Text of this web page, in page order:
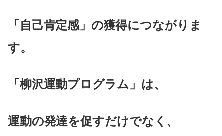
「自己肯定感」の獲得につながりま
す。
「柳沢運動プログラム」は、
運動の発達を促すだけでなく、